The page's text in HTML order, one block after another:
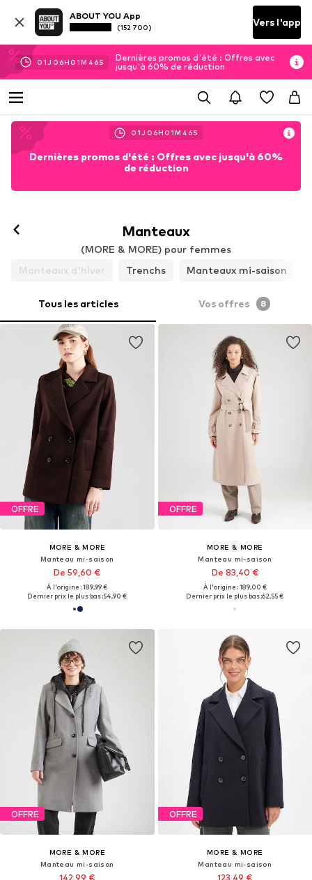
ABOUT YOU App
(152 700) Vers l'app
01J 06H 01M 44S
Dernières promos d'été : Offres avec
jusqu'à 60% de réduction
01J 06H 01M 44S
Dernières promos d'été : Offres avec jusqu'à 60%
de réduction
Manteaux
(MORE & MORE) pour femmes
Manteaux d'hiver
Trenchs Manteaux mi-saison
Tous les articles Vos offres 8
OFFRE
MORE & MORE
Manteau mi-saison
De 59,60 €
À l'origine : 189,99 €
Dernier prix le plus bas :54,90 €
OFFRE
MORE & MORE
Manteau mi-saison
De 83,40 €
À l'origine : 189,00 €
Dernier prix le plus bas :62,55 €
OFFRE
MORE & MORE
Manteau mi-saison
142,99 €
OFFRE
MORE & MORE
Manteau mi-saison
123,49 €